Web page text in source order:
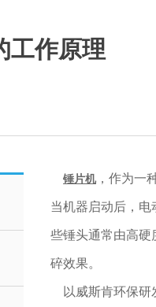
工作原理
锤片机，作为一
当机器启动后，
些锤头通常由高硬
碎效果。
以威斯肯环保研